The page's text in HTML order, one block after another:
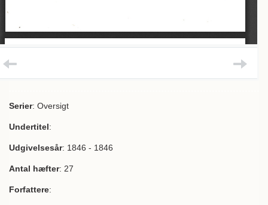
Serier: Oversigt
Undertitel:
Udgivelsesår: 1846 - 1846
Antal hæfter: 27
Forfattere: